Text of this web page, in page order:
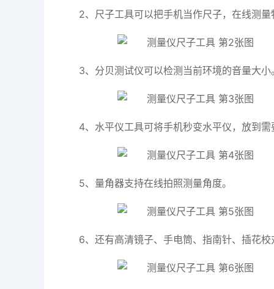
2、尺子工具可以把手机当作尺子，在线测量
3、分贝测试仪可以检测当前环境的音量大小
4、水平仪工具可将手机秒变水平仪，放到
5、量角器支持在线拍照测量角度。
6、还有高清镜子、手电筒、指南针、插花